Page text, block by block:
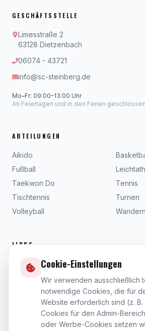
GESCHÄFTSSTELLE
Limesstraße 2
63128 Dietzenbach
06074 - 43721
info@sc-steinberg.de
Mo–Fr: 09:00–13:00 Uhr
An Feiertagen und in den Ferien geschlossen
ABTEILUNGEN
Aikido
Fußball
Taekwon Do
Tennis
Tischtennis
Turnen
Volleyball
Wandern
LINKS
Beiträge
Dokumente
Cookie-Einstellungen
Wir verwenden ausschließlich
notwendige Cookies, die für
Website erforderlich sind (z. B.
Cookies für den Admin-
oder Werbe-Cookies setzen